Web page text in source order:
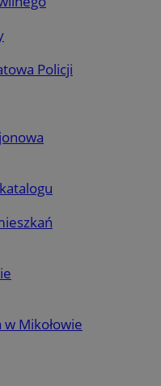
Policji
w Mikołowie